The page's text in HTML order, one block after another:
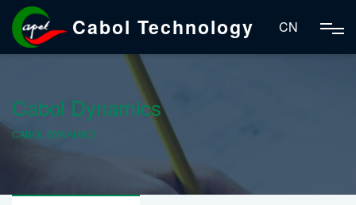
Cabol Technology CN
Cabol Dynamics
CABOL DYNAMICS